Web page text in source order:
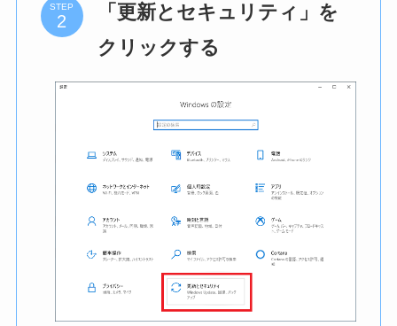
STEP
「更新とセキュリティ」を
クリックする